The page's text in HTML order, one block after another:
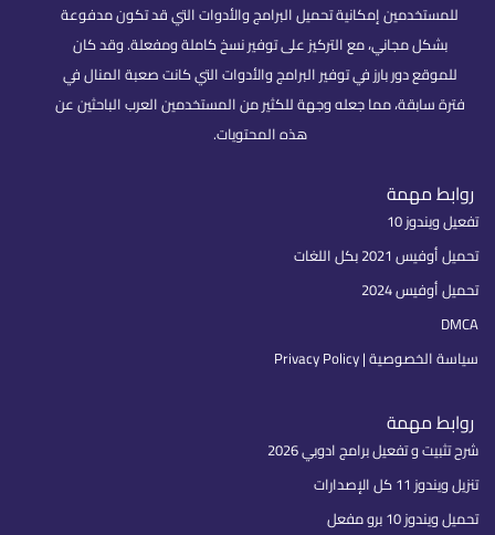
للمستخدمين إمكانية تحميل البرامج والأدوات التي قد تكون مدفوعة
بشكل مجاني، مع التركيز على توفير نسخ كاملة ومفعلة. وقد كان
للموقع دور بارز في توفير البرامج والأدوات التي كانت صعبة المنال في
فترة سابقة، مما جعله وجهة للكثير من المستخدمين العرب الباحثين عن
هذه المحتويات.
روابط مهمة
تفعيل ويندوز 10
تحميل أوفيس 2021 بكل اللغات
تحميل أوفيس 2024
DMCA
سياسة الخصوصية | Privacy Policy
روابط مهمة
شرح تثبيت و تفعيل برامج ادوبي 2026
تنزيل ويندوز 11 كل الإصدارات
تحميل ويندوز 10 برو مفعل